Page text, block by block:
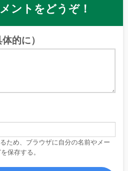
ントをどうぞ！
的に）
ため、ブラウザに自分の名前やメー
保存する。